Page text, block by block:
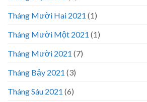
Tháng Mười Hai 2021 (1)
Tháng Mười Một 2021 (1)
Tháng Mười 2021 (7)
Tháng Bảy 2021 (3)
Tháng Sáu 2021 (6)